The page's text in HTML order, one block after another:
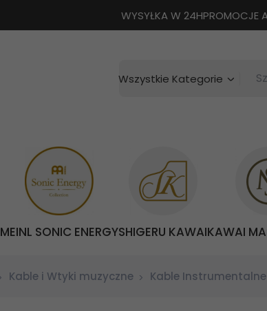
WYSYŁKA W 24HPROMOCJE
Wszystkie Kategorie
MEINL SONIC ENERGYSHIGERU KAWAIKAWAI
Kable i Wtyki muzyczne Kable Instrumentalne